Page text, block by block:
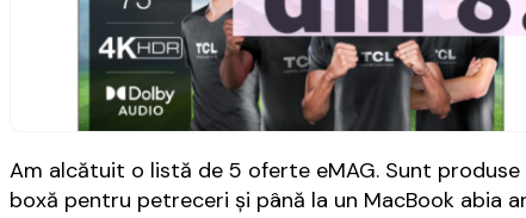
Am alcătuit o listă de 5 oferte eMAG. Sunt
boxă pentru petreceri și până la un MacBook abia